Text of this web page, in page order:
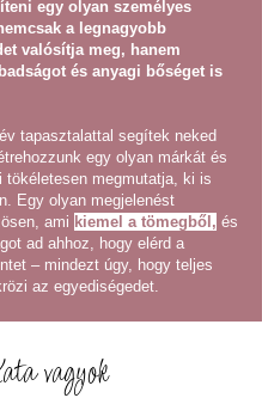
egy olyan személyes
a legnagyobb
valósítja meg, hanem
és anyagi bőséget is
tapasztalattal segítek neked
egy olyan márkát és
tökéletesen megmutatja, ki is
Egy olyan megjelenést
ami kiemel a tömegből, és
ad ahhoz, hogy elérd a
– mindezt úgy, hogy teljes
az egyediségedet.​​
vagyok